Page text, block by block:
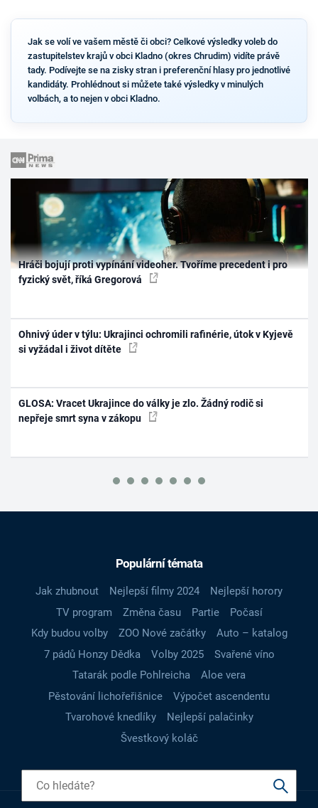
Jak se volí ve vašem městě či obci? Celkové výsledky voleb do
zastupitelstev krajů v obci Kladno (okres Chrudim) vidíte právě
tady. Podívejte se na zisky stran i preferenční hlasy pro jednotlivé
kandidáty. Prohlédnout si můžete také výsledky v minulých
volbách, a to nejen v obci Kladno.
Hráči bojují proti vypínání videoher. Tvoříme precedent i pro
fyzický svět, říká Gregorová
Ohnivý úder v týlu: Ukrajinci ochromili rafinérie, útok v Kyjevě
si vyžádal i život dítěte
GLOSA: Vracet Ukrajince do války je zlo. Žádný rodič si
nepřeje smrt syna v zákopu
Populární témata
Jak zhubnout Nejlepší filmy 2024
Nejlepší horory
TV program
Změna času Partie
Počasí
Kdy budou volby
ZOO Nové začátky
Auto – katalog
7 pádů Honzy Dědka
Volby 2025
Svařené víno
Tatarák podle Pohlreicha
Aloe vera
Pěstování lichořeřišnice
Výpočet ascendentu
Tvarohové knedlíky
Nejlepší palačinky
Švestkový koláč